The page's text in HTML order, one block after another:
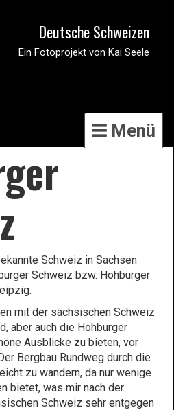
Deutsche Schweizen
Ein Fotoprojekt von Kai Seele
Menü
Schweiz in Sachsen
Schweiz bzw. Hohburger
mit der sächsischen Schweiz
aber auch die Hohburger
Ausblicke zu bieten, vor
Bergbau Rundweg durch die
zu wandern, da nur wenige
bietet, was mir nach der
Schweiz sehr entgegen